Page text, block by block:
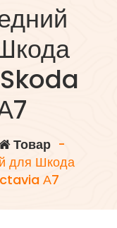
Товар-
для Шкода
А7